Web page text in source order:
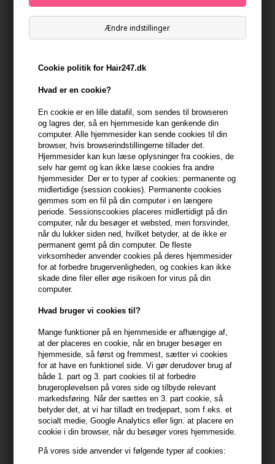
Ændre indstillinger
Cookie politik for Hair247.dk
Hvad er en cookie?
En cookie er en lille datafil, som sendes til browseren
og lagres der, så en hjemmeside kan genkende din
computer. Alle hjemmesider kan sende cookies til din
browser, hvis browserindstillingerne tillader det.
Hjemmesider kan kun læse oplysninger fra cookies, de
selv har gemt og kan ikke læse cookies fra andre
hjemmesider. Der er to typer af cookies: permanente og
midlertidige (session cookies). Permanente cookies
gemmes som en fil på din computer i en længere
periode. Sessionscookies placeres midlertidigt på din
computer, når du besøger et websted, men forsvinder,
når du lukker siden ned, hvilket betyder, at de ikke er
permanent gemt på din computer. De fleste
virksomheder anvender cookies på deres hjemmesider
for at forbedre brugervenligheden, og cookies kan ikke
skade dine filer eller øge risikoen for virus på din
computer.
Hvad bruger vi cookies til?
Mange funktioner på en hjemmeside er afhængige af,
at der placeres en cookie, når en bruger besøger en
hjemmeside, så først og fremmest, sætter vi cookies
for at have en funktionel side. Vi gør derudover brug af
både 1. part og 3. part cookies til at forbedre
brugeroplevelsen på vores side og tilbyde relevant
markedsføring. Når der sættes en 3. part cookie, så
betyder det, at vi har tilladt en tredjepart, som f.eks. et
socialt medie, Google Analytics eller lign. at placere en
cookie i din browser, når du besøger vores hjemmeside.
På vores side anvender vi følgende typer af cookies:
Stykpris ved 2 stk. 258,00 DKK Spar 4%
Du får 13 DKK til dit næste køb når du køber denne vare -
min konto
399,10 DKK FRA GRATIS FRAGT 399.1 DKK
Beskrivelse Anmeldelser Fabrikant
Kerastase Premiére Bain Décalcifiant Réparateur Shampoo er en
afkalkende reparerende shampoo til beskadiget hår.
Egenskaber
Kerastase Premiére Bain Décalcifiant Réparateur er en rig,
dobbeltvirkende shampoo, der virker indvendigt og udvendigt for
at fjerne kalk, styrke, og reparere beskadiget hår. Shampoo'en
- Renser forsigtigt hovedbunden og håret, mens den fjerner
kalcium, også kaldet kalk, som yderligere svækker bleget eller
farvet hår:
- Hjælper med at neutralisere brud og mat udseende, reparere hår
i kernen
- Genskaber 99 % af hårets naturlige styrke*
- 73 % mere glansfuldt hår**
- Markant reparation efterlader håret 93 % stærkere**, som